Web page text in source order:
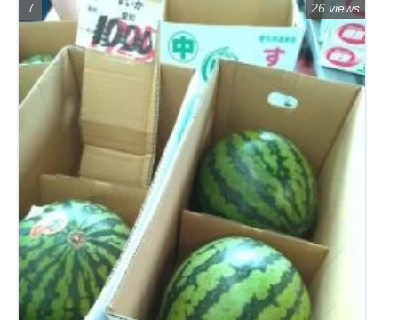
26 views